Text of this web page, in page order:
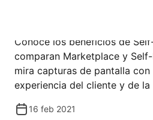
Conoce los beneficios de
comparan Marketplace y
mira capturas de pantalla
experiencia del cliente y de la
16 feb 2021